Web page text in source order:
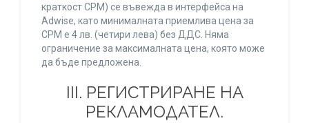
краткост CPM) се въвежда в интерфейса на
Adwise, като минималната приемлива цена за
CPM е 4 лв. (четири лева) без ДДС. Няма
ограничение за максималната цена, която може
да бъде предложена.
ІІІ. РЕГИСТРИРАНЕ НА
РЕКЛАМОДАТЕЛ.